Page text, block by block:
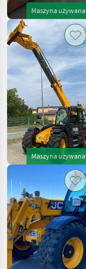
Maszyna używana
Maszyna używana